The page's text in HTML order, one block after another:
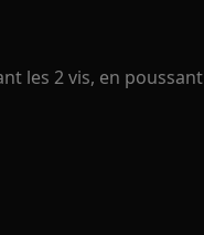
les 2 vis, en poussant